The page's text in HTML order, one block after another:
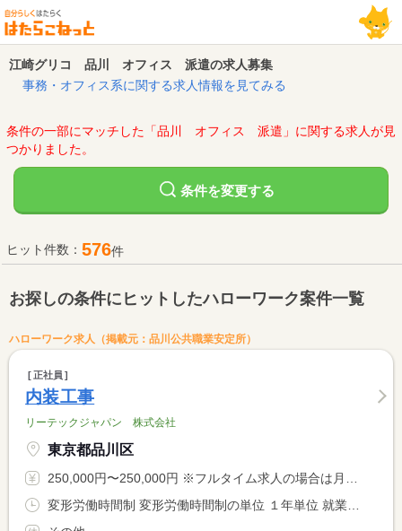
江崎グリコ 品川 オフィス 派遣の求人募集
事務・オフィス系に関する求人情報を見てみる
条件の一部にマッチした「品川 オフィス 派遣」に関する求人が見
つかりました。
条件を変更する
ヒット件数： 576件
お探しの条件にヒットしたハローワーク案件一覧
ハローワーク求人（掲載元：品川公共職業安定所）
正社員
内装工事
リーテックジャパン 株式会社
東京都品川区
250,000円〜250,000円 ※フルタイム求人の場合は月額（換算額）、パート求人の場合は時間額を表示しています。